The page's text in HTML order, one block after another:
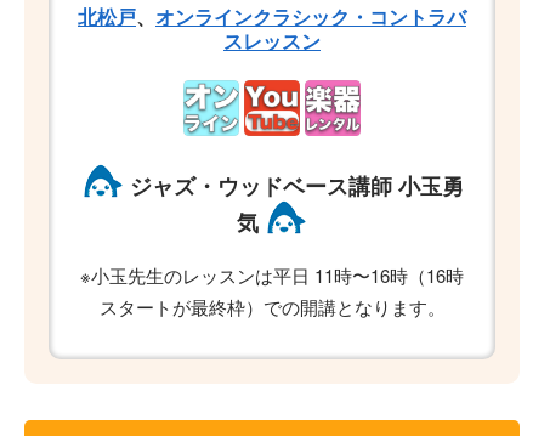
北松戸、 オンラインクラシック・コントラバ
スレッスン
ジャズ・ウッドベース講師 小玉勇
気
※小玉先生のレッスンは平日 11時〜16時（16時
スタートが最終枠）での開講となります。